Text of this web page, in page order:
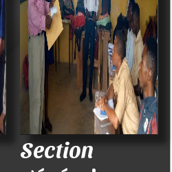
Section